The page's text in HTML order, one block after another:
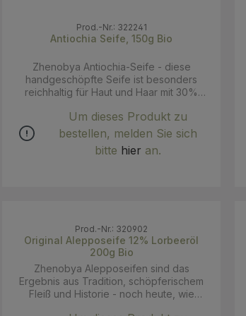
Prod.-Nr.: 322241
Antiochia Seife, 150g Bio
Zhenobya Antiochia-Seife - diese
handgeschöpfte Seife ist besonders
reichhaltig für Haut und Haar mit 30%
erwähnte Antiochia ist eine Stadt 80
Kilometer westlich von Aleppo. In der
Stadt überlebte eines der ältesten
Seifen-Rezepte des mesopotamischen
hohen Anteil an Lorbeeröl (30%) aus.
Durch dessen antiseptische Wirkung wird
sie vor Ort daher auch gerne bei
problembehafteter Haut bevorzugt..
Besondere Charaktereigenschaften der
Seife sind ihr frischer und dezenter Duft,
Um dieses Produkt zu
bestellen, melden Sie sich
bitte hier an.
Prod.-Nr.: 320902
Original Alepposeife 12% Lorbeeröl
200g Bio
Zhenobya Alepposeifen sind das
Ergebnis aus Tradition, schöpferischem
Fleiß und Historie - noch heute, wie